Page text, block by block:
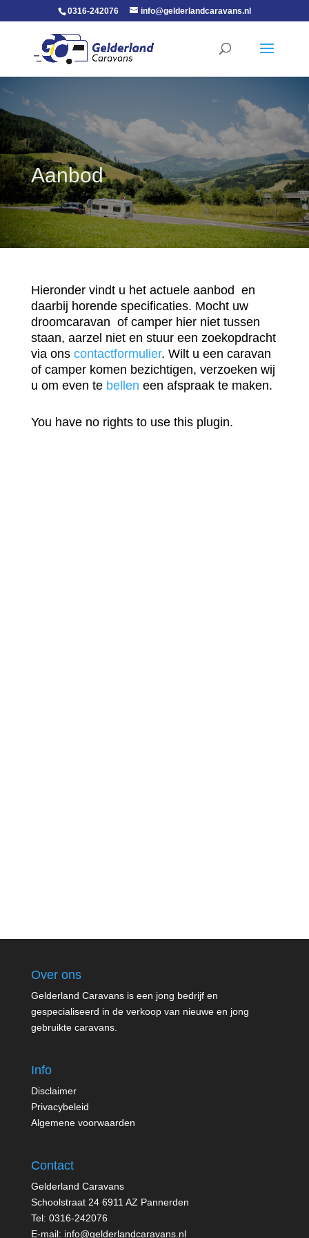
0316-242076 info@gelderlandcaravans.nl
Aanbod
Hieronder vindt u het actuele aanbod en
daarbij horende specificaties. Mocht uw
droomcaravan of camper hier niet tussen
staan, aarzel niet en stuur een zoekopdracht
via ons contactformulier. Wilt u een caravan
of camper komen bezichtigen, verzoeken wij
u om even te bellen een afspraak te maken.
You have no rights to use this plugin.
Over ons
Gelderland Caravans is een jong bedrijf en
gespecialiseerd in de verkoop van nieuwe en jong
gebruikte caravans.
Info
Disclaimer
Privacybeleid
Algemene voorwaarden
Contact
Gelderland Caravans
Schoolstraat 24 6911 AZ Pannerden
Tel: 0316-242076
E-mail: info@gelderlandcaravans.nl